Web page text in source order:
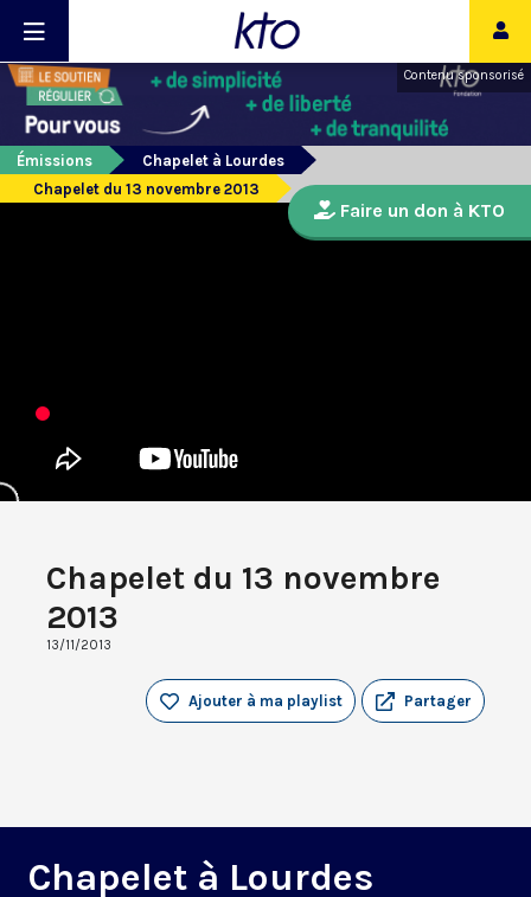
Contenu sponsorisé
Émissions
Chapelet à Lourdes
Chapelet du 13 novembre 2013
Chapelet du 13 novembre
2013
13/11/2013
Partager
Ajouter à ma playlist
Chapelet à Lourdes
Faire un don à KTO